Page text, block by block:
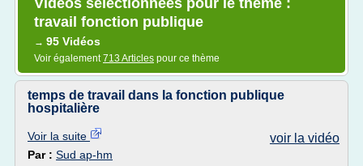
Vidéos sélectionnées pour le thème :
travail fonction publique
→ 95 Vidéos
Voir également713 Articles pour ce thème
temps de travail dans la fonction publique
hospitalière
voir la vidéo
Voir la suite
Par : Sud ap-hm